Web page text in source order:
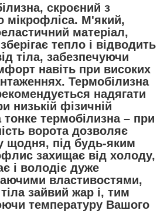
скроєний з
мікрофліса. М'який,
матеріал,
тепло і відводить
тіла, забезпечуючи
навіть при високих
Термобілизна
надягати
низькій фізичній
тонке термобілизна – при
ворота дозволяє
щодня, під будь-яким
захищає від холоду,
і володіє дуже
властивостями,
зайвий жар і, тим
температуру Вашого